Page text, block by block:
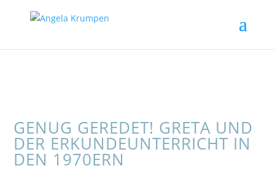
GENUG GEREDET! GRETA UND
DER ERKUNDEUNTERRICHT IN
DEN 1970ERN